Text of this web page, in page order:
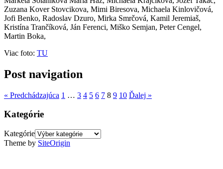
Zuzana Kover Stovcikova, Mimi Biresova, Michaela Kinlovičová,
Jofi Benko, Radoslav Dzuro, Mirka Smrčová, Kamil Jeremiaš,
Kristína Trančíková, Ján Ferenci, Miško Semjan, Peter Cengel,
Martin Boka,
Viac foto: TU
Post navigation
« Predchádzajúca 1 … 3 4 5 6 7 8 9 10 Ďalej »
Kategórie
Kategórie
Theme by SiteOrigin